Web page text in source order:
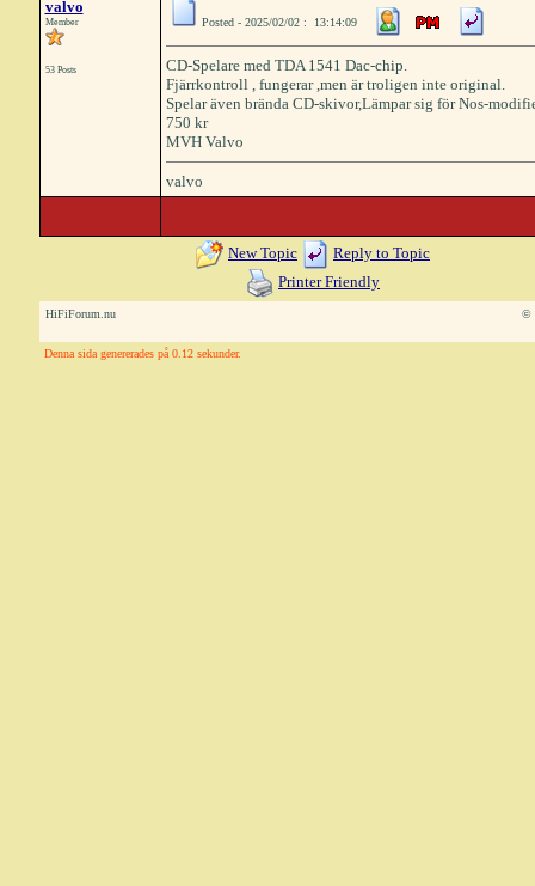
valvo
Member
53 Posts
Posted - 2025/02/02 : 13:14:09
CD-Spelare med TDA 1541 Dac-chip.
Fjärrkontroll , fungerar ,men är troligen inte original.
Spelar även brända CD-skivor,Lämpar sig för Nos-
750 kr
MVH Valvo
valvo
New Topic
Reply to Topic
Printer Friendly
HiFiForum.nu ©
Denna sida genererades på 0.12 sekunder.